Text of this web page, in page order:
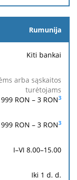
Rumunija
Kiti bankai
RON – 3 RON3
RON – 3 RON3
I–VI 8.00–15.00
Iki 1 d. d.